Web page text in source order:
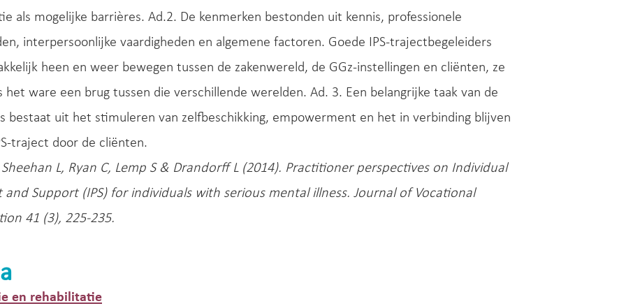
als mogelijke barrières. Ad.2. De kenmerken bestonden uit kennis, professionele
interpersoonlijke vaardigheden en algemene factoren. Goede IPS-trajectbegeleiders
heen en weer bewegen tussen de zakenwereld, de GGz-instellingen en cliënten, ze
het ware een brug tussen die verschillende werelden. Ad. 3. Een belangrijke taak van de
bestaat uit het stimuleren van zelfbeschikking, empowerment en het in verbinding blijven
traject door de cliënten.
Sheehan L, Ryan C, Lemp S & Drandorff L (2014). Practitioner perspectives on Individual
and Support (IPS) for individuals with serious mental illness. Journal of Vocational
41 (3), 225-235.
en rehabilitatie